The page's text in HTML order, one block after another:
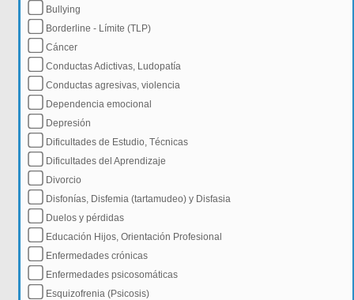
Bullying
Borderline - Límite (TLP)
Cáncer
Conductas Adictivas, Ludopatía
Conductas agresivas, violencia
Dependencia emocional
Depresión
Dificultades de Estudio, Técnicas
Dificultades del Aprendizaje
Divorcio
Disfonías, Disfemia (tartamudeo) y Disfasia
Duelos y pérdidas
Educación Hijos, Orientación Profesional
Enfermedades crónicas
Enfermedades psicosomáticas
Esquizofrenia (Psicosis)